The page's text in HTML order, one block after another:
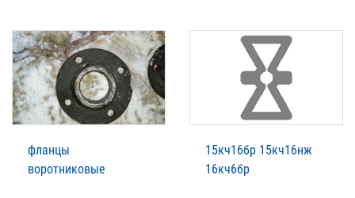
фланцы
воротниковые
15кч16бр 15кч16нж
16кч6бр